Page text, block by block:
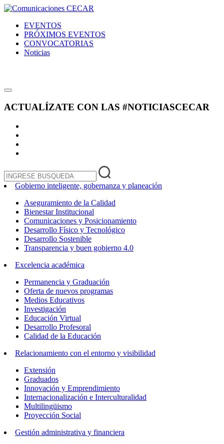
EVENTOS
PRÓXIMOS EVENTOS
CONVOCATORIAS
Noticias
ACTUALÍZATE CON LAS #NOTICIASCECAR
Gobierno inteligente, gobernanza y planeación
Aseguramiento de la Calidad
Bienestar Institucional
Comunicaciones y Posicionamiento
Desarrollo Físico y Tecnológico
Desarrollo Sostenible
Transparencia y buen gobierno 4.0
Excelencia académica
Permanencia y Graduación
Oferta de nuevos programas
Medios Educativos
Investigación
Educación Virtual
Desarrollo Profesoral
Calidad de la Educación
Relacionamiento con el entorno y visibilidad
Extensión
Graduados
Innovación y Emprendimiento
Internacionalización e Interculturalidad
Multilingüismo
Proyección Social
Gestión administrativa y financiera